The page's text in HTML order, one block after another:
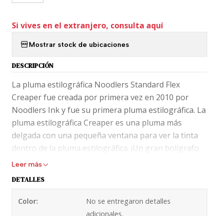
Si vives en el extranjero, consulta aquí
Mostrar stock de ubicaciones
DESCRIPCIÓN
La pluma estilográfica Noodlers Standard Flex
Creaper fue creada por primera vez en 2010 por
Noodlers Ink y fue su primera pluma estilográfica. La
pluma estilográfica Creaper es una pluma más
delgada con una pequeña ventana para ver la tinta
dentro de la pluma estilográfica. ¡Un gran bolígrafo
para principiantes si quieres probar una punta
Leer más
DETALLES
Color:
No se entregaron detalles
adicionales.